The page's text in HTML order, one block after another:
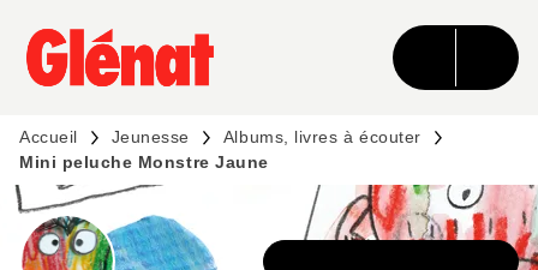
MENU RECHERCHE CONTENU
PIED DE PAGE
Accueil Jeunesse
Albums, livres à écouter
Mini peluche Monstre Jaune